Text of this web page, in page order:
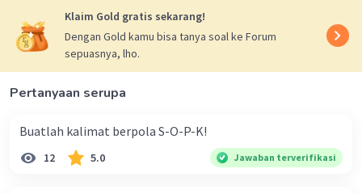
Klaim Gold gratis sekarang!
Dengan Gold kamu bisa tanya soal ke Forum
sepuasnya, lho.
Pertanyaan serupa
Buatlah kalimat berpola S-O-P-K!
12 5.0 Jawaban terverifikasi